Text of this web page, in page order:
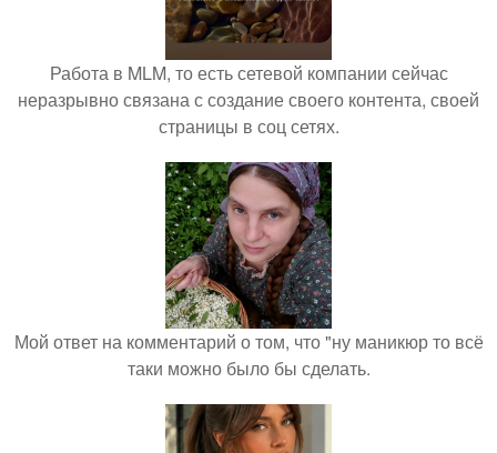
Работа в MLM, то есть сетевой компании сейчас
неразрывно связана с создание своего контента, своей
страницы в соц сетях.
Мой ответ на комментарий о том, что "ну маникюр то всё
таки можно было бы сделать.